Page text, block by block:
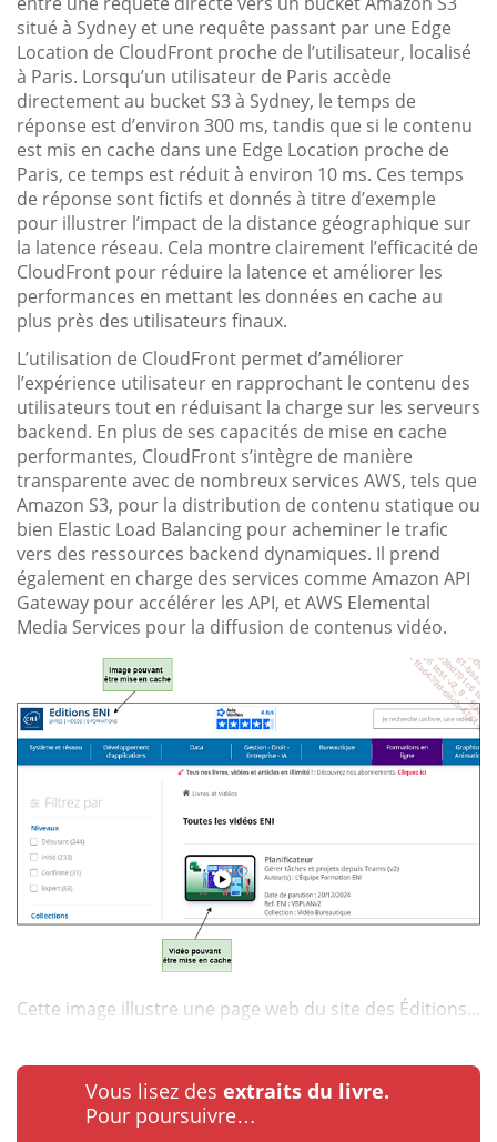
situé à Sydney et une requête passant par une Edge
Location de CloudFront proche de l’utilisateur, localisé
à Paris. Lorsqu’un utilisateur de Paris accède
directement au bucket S3 à Sydney, le temps de
réponse est d’environ 300 ms, tandis que si le contenu
est mis en cache dans une Edge Location proche de
Paris, ce temps est réduit à environ 10 ms. Ces temps
de réponse sont fictifs et donnés à titre d’exemple
pour illustrer l’impact de la distance géographique sur
la latence réseau. Cela montre clairement l’efficacité de
CloudFront pour réduire la latence et améliorer les
performances en mettant les données en cache au
plus près des utilisateurs finaux.
L’utilisation de CloudFront permet d’améliorer
l’expérience utilisateur en rapprochant le contenu des
utilisateurs tout en réduisant la charge sur les serveurs
backend. En plus de ses capacités de mise en cache
performantes, CloudFront s’intègre de manière
transparente avec de nombreux services AWS, tels que
Amazon S3, pour la distribution de contenu statique ou
bien Elastic Load Balancing pour acheminer le trafic
vers des ressources backend dynamiques. Il prend
également en charge des services comme Amazon API
Gateway pour accélérer les API, et AWS Elemental
Media Services pour la diffusion de contenus vidéo.
Cette image illustre une page web du site des Éditions...
Vous lisez des extraits du livre.
Pour poursuivre…